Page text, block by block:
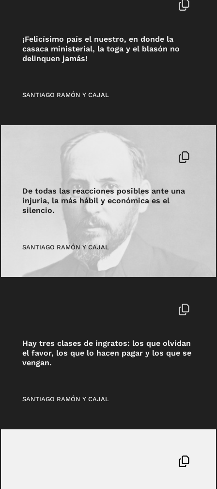
¡Felicísimo país el nuestro, en donde la
casaca ministerial, la toga y el blasón no
delinquen jamás!
SANTIAGO RAMÓN Y CAJAL
De todas las reacciones posibles ante una
injuria, la más hábil y económica es el
silencio.
SANTIAGO RAMÓN Y CAJAL
Hay tres clases de ingratos: los que olvidan
el favor, los que lo hacen pagar y los que se
vengan.
SANTIAGO RAMÓN Y CAJAL